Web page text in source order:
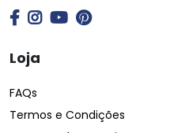
Loja
FAQs
Termos e Condições